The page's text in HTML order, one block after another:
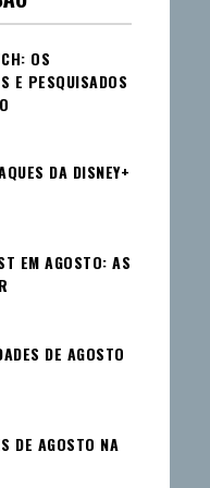
OS
E PESQUISADOS
DA DISNEY+
EM AGOSTO: AS
DE AGOSTO
DE AGOSTO NA